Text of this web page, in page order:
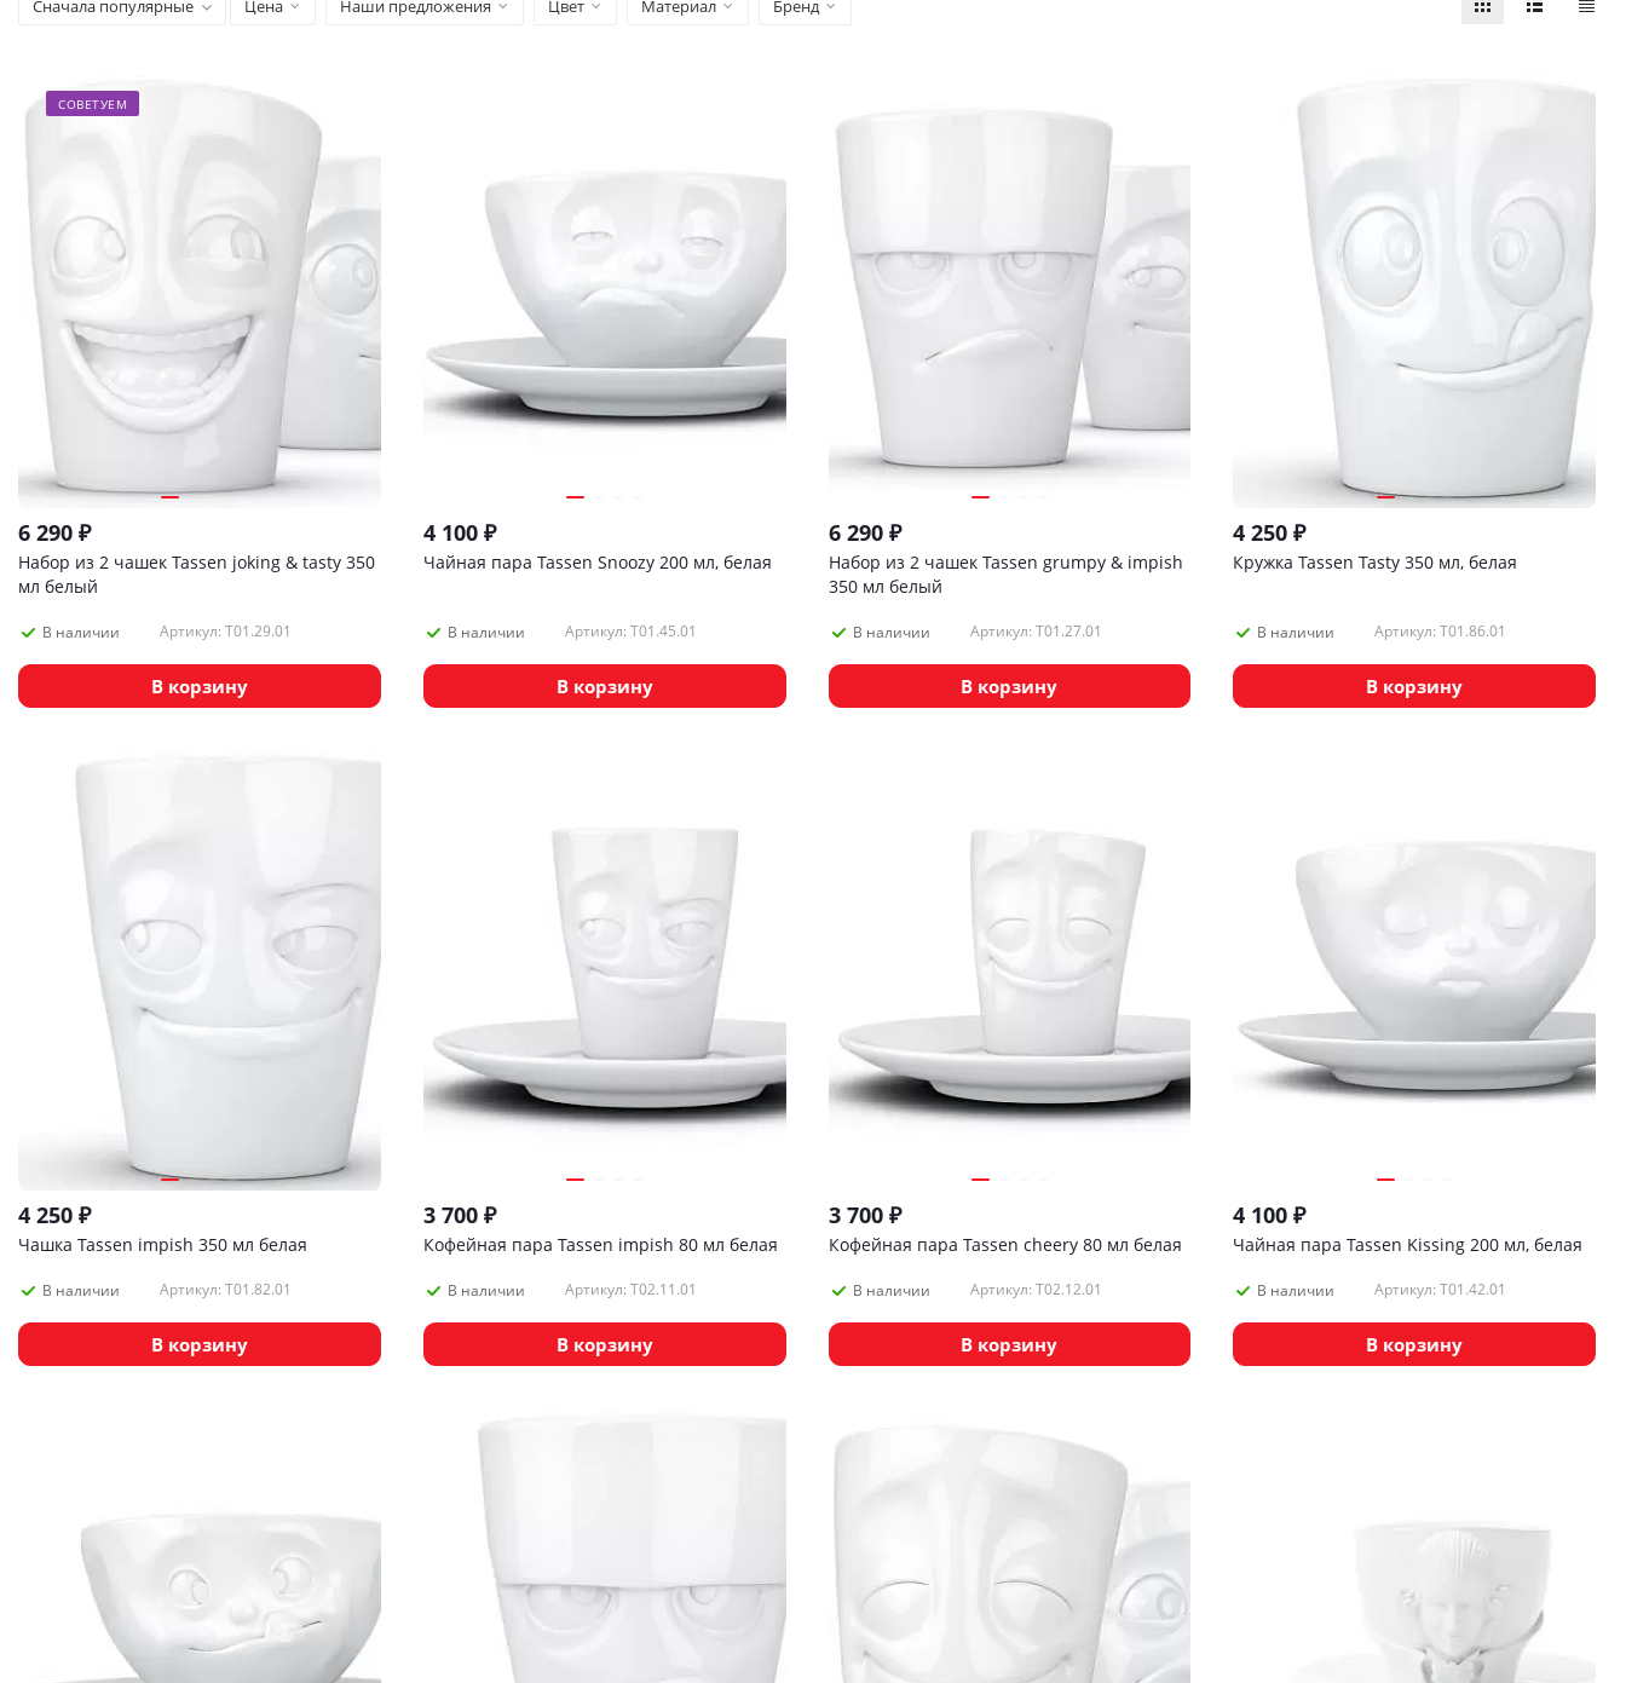
Сначала популярные Цена Наши предложения Цвет Материал Бренд
СОВЕТУЕМ
6 290 ₽
Набор из 2 чашек Tassen joking & tasty 350
мл белый
В наличии Артикул: T01.29.01
В корзину
4 100₽
Чайная пара Tassen Snoozy 200 мл, белая
В наличии Артикул: T01.45.01
В корзину
6 290₽
Набор из 2 чашек Tassen grumpy & impish
350 мл белый
В наличии Артикул: T01.27.01
В корзину
4 250 ₽
Кружка Tassen Tasty 350 мл, белая
В наличии Артикул: T01.86.01
В корзину
4 250 ₽
Чашка Tassen impish 350 мл белая
В наличии Артикул: T01.82.01
В корзину
3 700₽
Кофейная пара Tassen impish 80 мл белая
В наличии Артикул: T02.11.01
В корзину
3 700₽
Кофейная пара Tassen cheery 80 мл белая
В наличии Артикул: T02.12.01
В корзину
4 100 ₽
Чайная пара Tassen Kissing 200 мл, белая
В наличии Артикул: T01.42.01
В корзину